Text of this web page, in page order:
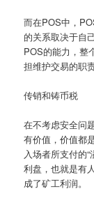
而在POS中，
的关系取决于自
POS的能力，整
担维护交易的职责
传销和铸币税
在不考虑安全问
有价值，价值都
入场者所支付的
利盘，也就是有
成了矿工利润。